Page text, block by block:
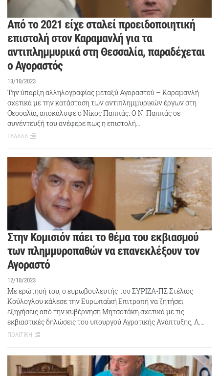
Από το 2021 είχε σταλεί προειδοποιητική
επιστολή στον Καραμανλή για τα
αντιπλημμυρικά στη Θεσσαλία, παραδέχεται
ο Αγοραστός
13/10/2023
Την ύπαρξη αλληλογραφίας μεταξύ Αγοραστού – Καραμανλή
σχετικά με την κατάσταση των αντιπλημμυρικών έργων στη
Θεσσαλία, αποκάλυψε ο Νίκος Παππάς. Ο Ν. Παππάς σε
συνέντευξή του ανέφερε πως η επιστολή…
ΕΛΛΑΔΑ
Στην Κομισιόν πάει το θέμα του εκβιασμού
των πλημμυροπαθών να επανεκλέξουν τον
Αγοραστό
12/10/2023
Με ερώτησή του, ο ευρωβουλευτής του ΣΥΡΙΖΑ-ΠΣ Στέλιος
Κούλογλου κάλεσε την Ευρωπαϊκή Επιτροπή να ζητήσει
εξηγήσεις από την κυβέρνηση Μητσοτάκη σχετικά με τις
εκβιαστικές δηλώσεις του υπουργού Αγροτικής Ανάπτυξης, Λ.…
ΠΟΛΙΤΙΚΗ